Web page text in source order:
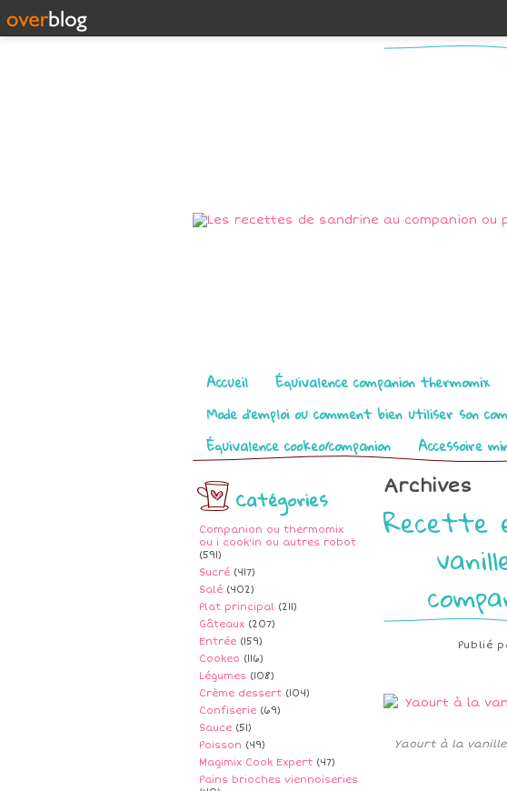
Pages
Accueil Équivalence companion thermomix
Mode d’emploi ou comment bien utiliser son
Équivalence cookeo/companion
Accessoire
Catégories
Companion ou thermomix
ou i cook'in ou autres robot
(591)
Sucré (417)
Salé (402)
Plat principal (211)
Gâteaux (207)
Entrée (159)
Cookeo (116)
Légumes (108)
Crème dessert (104)
Confiserie (69)
Sauce (51)
Poisson (49)
Magimix Cook Expert (47)
Pains brioches viennoiseries
Archives
Recette
Publié
Yaourt à la